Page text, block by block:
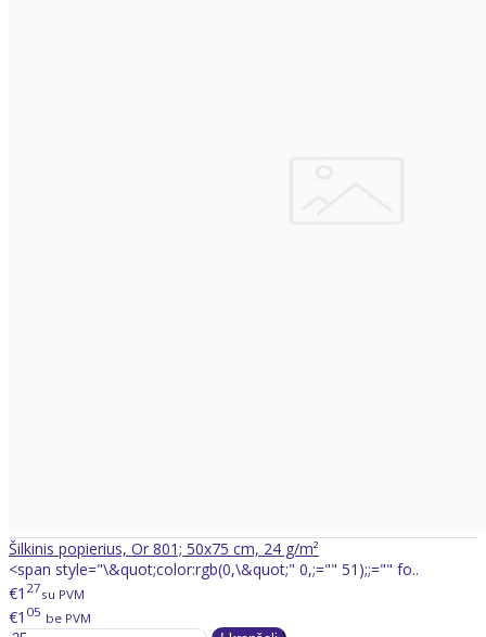
Šilkinis popierius, Or 801; 50x75 cm, 24 g/m²
<span style="\&quot;color:rgb(0,\&quot;" 0,;="" 51);;="" fo..
€1 27su PVM
€1 05 be PVM